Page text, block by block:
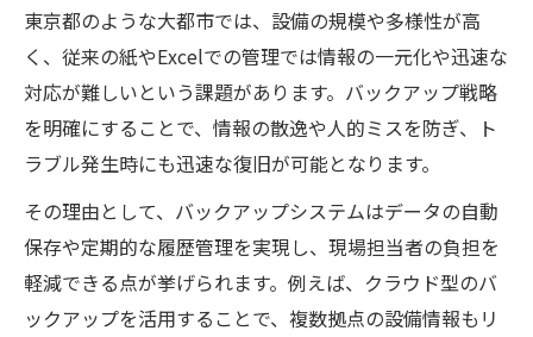
設備管理の安定運用を支えるシステム導入
の選び方
東京都の現場で重視される設備管理の運用
体制
設備管理の安定化に欠かせない運用ノウハ
ウを紹介
設備管理現場で役立つ運用サポートの活用
術
クラウド活用による設備管理の革新例
東京都のような大都市では、設備の規模や多様性が高
く、従来の紙やExcelでの管理では情報の一元化や迅速な
対応が難しいという課題があります。バックアップ戦略
を明確にすることで、情報の散逸や人的ミスを防ぎ、ト
ラブル発生時にも迅速な復旧が可能となります。
その理由として、バックアップシステムはデータの自動
保存や定期的な履歴管理を実現し、現場担当者の負担を
軽減できる点が挙げられます。例えば、クラウド型のバ
ックアップを活用することで、複数拠点の設備情報もリ